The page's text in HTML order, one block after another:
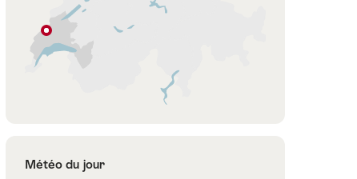
Vallorbe
Météo du jour